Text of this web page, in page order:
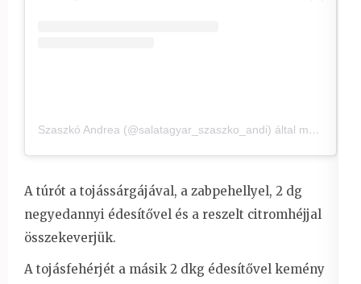
Szaszkó Andrea (@salatagyar_szaszko_andi) által megosztott bejegyzés
A túrót a tojássárgájával, a zabpehellyel, 2 dg
negyedannyi édesítővel és a reszelt citromhéjjal
összekeverjük.
A tojásfehérjét a másik 2 dkg édesítővel kemény